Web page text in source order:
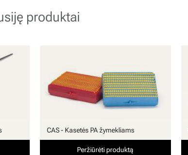
produktai
CAS - Kasetės PA žymekliams
Peržiūrėti produktą